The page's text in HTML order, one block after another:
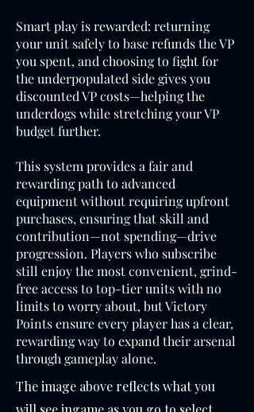
Smart play is rewarded: returning
your unit safely to base refunds the VP
you spent, and choosing to fight for
the underpopulated side gives you
discounted VP costs—helping the
underdogs while stretching your VP
budget further.
This system provides a fair and
rewarding path to advanced
equipment without requiring upfront
purchases, ensuring that skill and
contribution—not spending—drive
progression. Players who subscribe
still enjoy the most convenient, grind-
free access to top-tier units with no
limits to worry about, but Victory
Points ensure every player has a clear,
rewarding way to expand their arsenal
through gameplay alone.
The image above reflects what you